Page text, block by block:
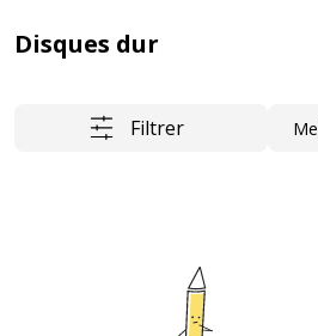
Disques dur
Filtrer Trier